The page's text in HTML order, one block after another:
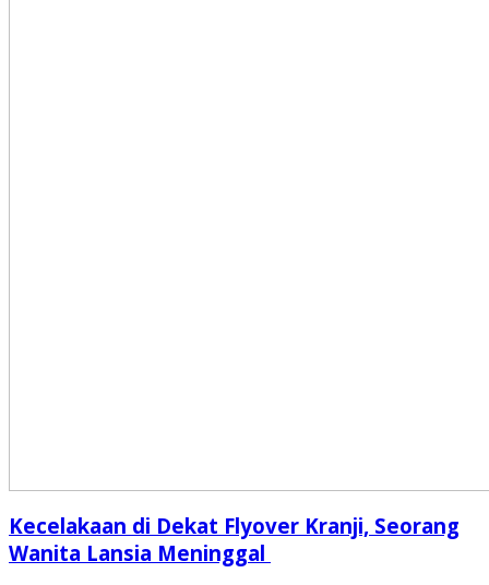
Kecelakaan di Dekat Flyover Kranji, Seorang
Wanita Lansia Meninggal